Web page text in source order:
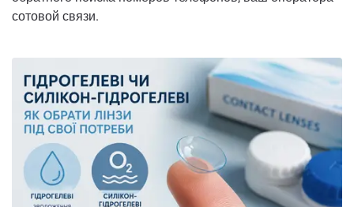
сотовой связи.